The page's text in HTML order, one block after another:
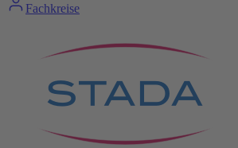
Fachkreise